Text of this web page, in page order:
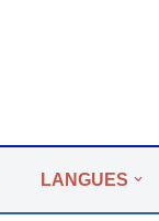
LANGUES